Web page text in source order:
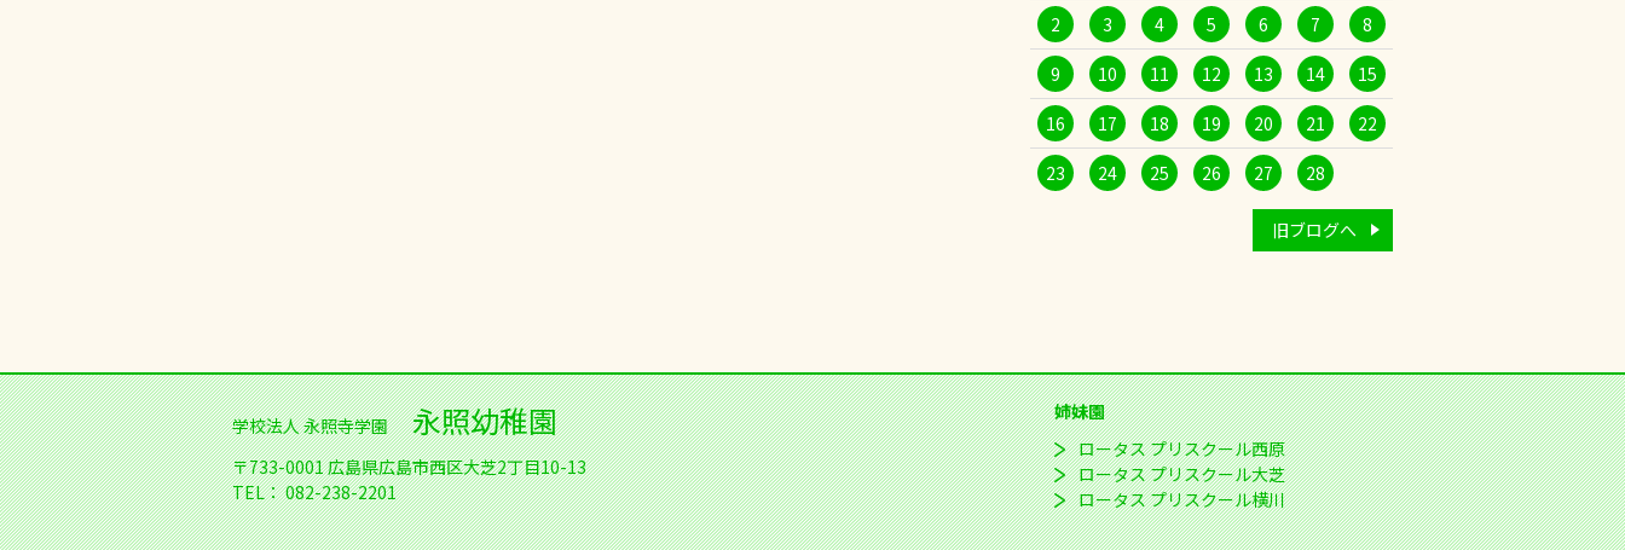
2 3 4 5 6 7 8
9 10 11 12 13 14 15
16 17 18 19 20 21 22
23 24 25 26 27 28
旧ブログへ
学校法人 永照寺学園 永照幼稚園
〒733-0001広島県広島市西区大芝2丁目10-13
TEL：082-238-2201
姉妹園
ロータス プリスクール西原
ロータス プリスクール大芝
ロータス プリスクール横川